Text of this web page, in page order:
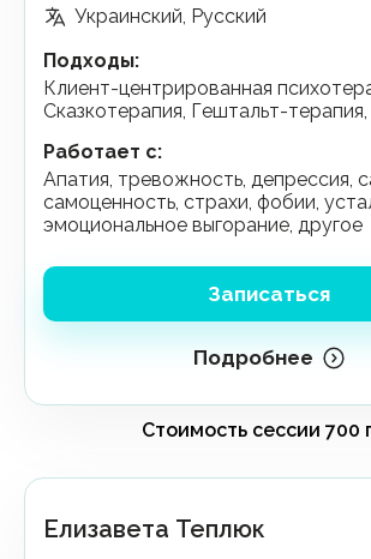
Украинский, Русский
Подходы:
Клиент-центрированная психотерапия,
Сказкотерапия, Гештальт-
Работает с:
апатия, тревожность, депрессия, самооценка и
самоценность, страхи, фобии,
эмоциональное выгорание, другое
Записаться
Подробнее
Елизавета Теплюк